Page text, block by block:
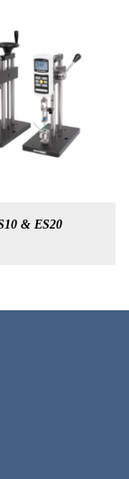
& ES20